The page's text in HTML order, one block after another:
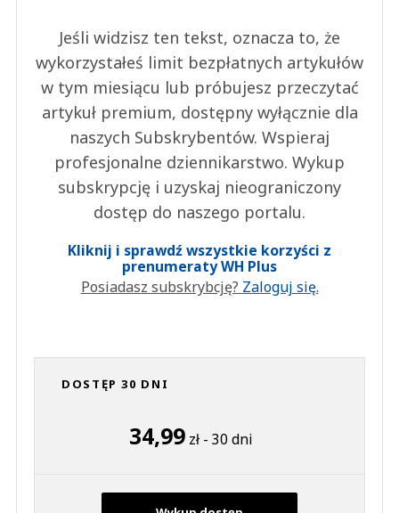
Jeśli widzisz ten tekst, oznacza to, że
wykorzystałeś limit bezpłatnych artykułów
w tym miesiącu lub próbujesz przeczytać
artykuł premium, dostępny wyłącznie dla
naszych Subskrybentów. Wspieraj
profesjonalne dziennikarstwo. Wykup
subskrypcję i uzyskaj nieograniczony
dostęp do naszego portalu.
Kliknij i sprawdź wszystkie korzyści z
prenumeraty WH Plus
Posiadasz subskrybcję? Zaloguj się.
DOSTĘP 30 DNI
34,99 zł - 30 dni